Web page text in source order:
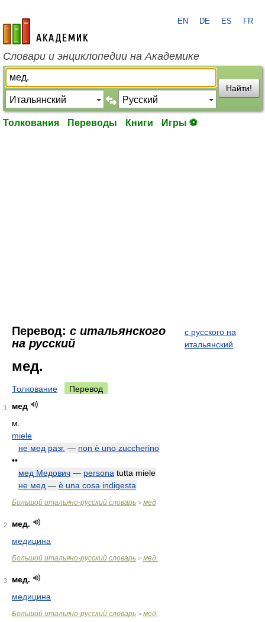
academic.ru
EN DE ES FR
Словари и энциклопедии на Академике
Найти!
Толкования Переводы Книги Игры ⚽
Перевод: с итальянского
на русский
с русского на
итальянский
мед.
Толкование Перевод
1
мед
м.
miele
не мед разг. — non è uno zuccherino
••
мед Медович — persona tutta miele
не мед — è una cosa indigesta
Большой итальяно-русский словарь > мед
2
мед.
медицина
Большой итальяно-русский словарь > мед.
3
мед.
медицина
Большой итальяно-русский словарь > мед.